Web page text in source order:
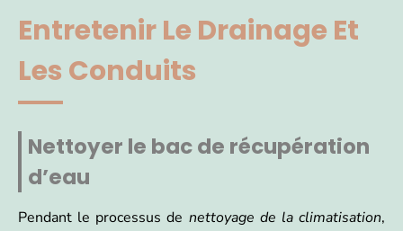
Entretenir Le Drainage Et
Les Conduits
Nettoyer le bac de récupération
d’eau
Pendant le processus de nettoyage de la climatisation,